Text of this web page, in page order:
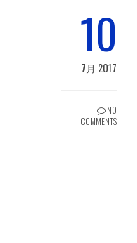
10
7月 2017
NO
COMMENTS